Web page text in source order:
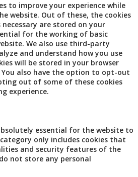
to improve your experience while
website. Out of these, the cookies
are stored on your
for the working of basic
We also use third-party
and understand how you use
will be stored in your browser
also have the option to opt-out
out of some of these cookies
experience.
essential for the website to
only includes cookies that
and security features of the
not store any personal